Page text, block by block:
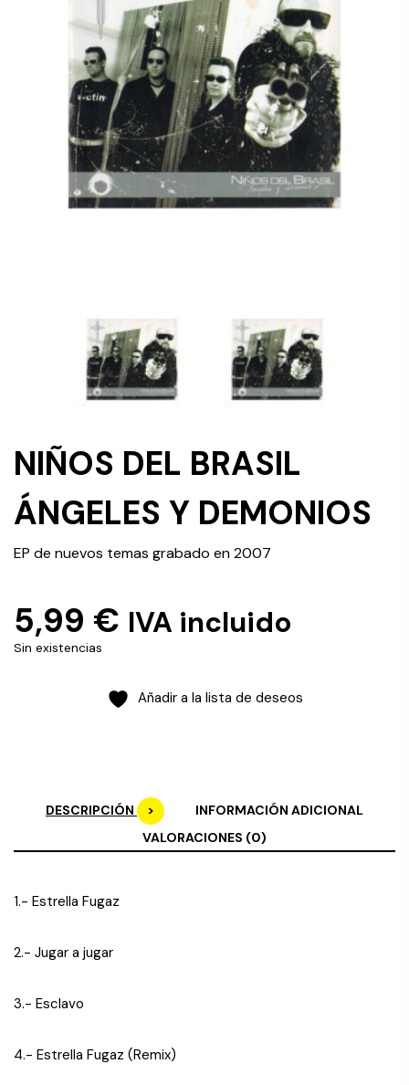
NIÑOS DEL BRASIL
ÁNGELES Y DEMONIOS
EP de nuevos temas grabado en 2007
5,99 € IVA incluido
Sin existencias
Añadir a la lista de deseos
DESCRIPCIÓN
INFORMACIÓN ADICIONAL
VALORACIONES (0)
1.- Estrella Fugaz
2.- Jugar a jugar
3.- Esclavo
4.- Estrella Fugaz (Remix)